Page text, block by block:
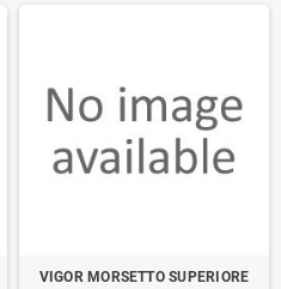
VIGOR MORSETTO SUPERIORE